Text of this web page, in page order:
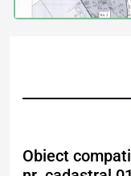
Obiect